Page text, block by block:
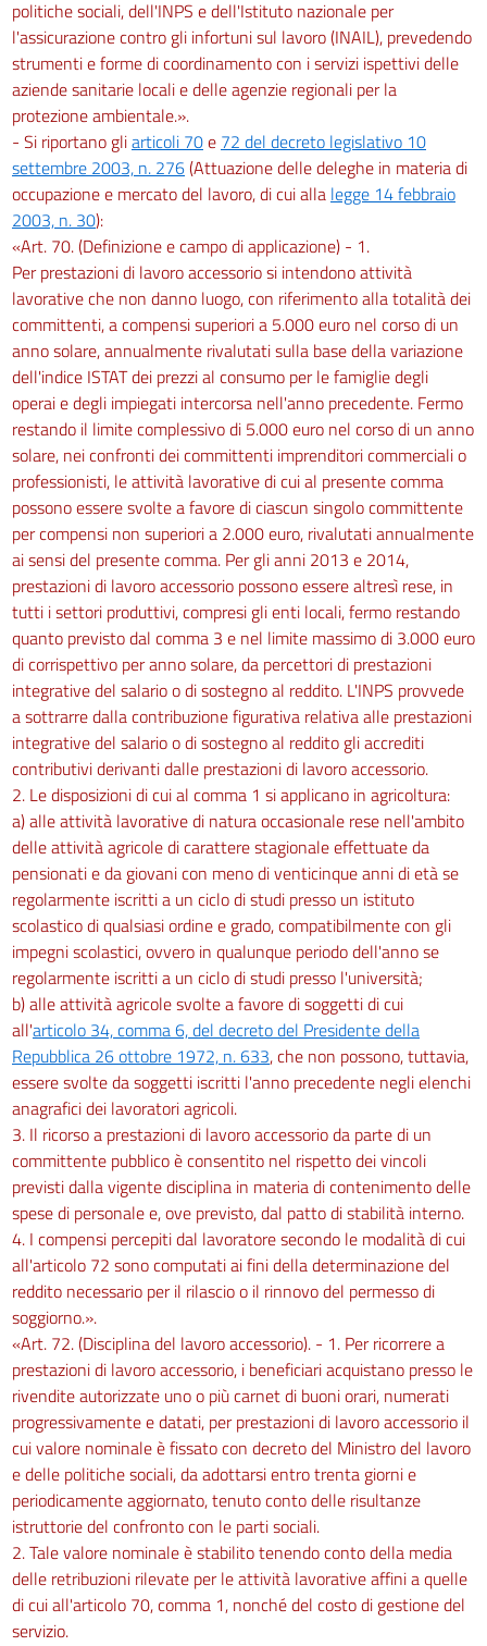
politiche sociali, dell'INPS e dell'Istituto nazionale per
l'assicurazione contro gli infortuni sul lavoro (INAIL), prevedendo
strumenti e forme di coordinamento con i servizi ispettivi delle
aziende sanitarie locali e delle agenzie regionali per la
protezione ambientale.».
- Si riportano gliarticoli 70e 72 del decreto legislativo 10
settembre 2003, n. 276(Attuazione delle deleghe in materia di
occupazione e mercato del lavoro, di cui alla legge 14 febbraio
2003, n. 30):
«Art. 70. (Definizione e campo di applicazione) - 1.
Per prestazioni di lavoro accessorio si intendono attività
lavorative che non danno luogo, con riferimento alla totalità dei
committenti, a compensi superiori a 5.000 euro nel corso di un
anno solare, annualmente rivalutati sulla base della variazione
dell'indice ISTAT dei prezzi al consumo per le famiglie degli
operai e degli impiegati intercorsa nell'anno precedente. Fermo
restando il limite complessivo di 5.000 euro nel corso di un anno
solare, nei confronti dei committenti imprenditori commerciali o
professionisti, le attività lavorative di cui al presente comma
possono essere svolte a favore di ciascun singolo committente
per compensi non superiori a 2.000 euro, rivalutati annualmente
ai sensi del presente comma. Per gli anni 2013 e 2014,
prestazioni di lavoro accessorio possono essere altresì rese, in
tutti i settori produttivi, compresi gli enti locali, fermo restando
quanto previsto dal comma 3 e nel limite massimo di 3.000 euro
di corrispettivo per anno solare, da percettori di prestazioni
integrative del salario o di sostegno al reddito. L'INPS provvede
a sottrarre dalla contribuzione figurativa relativa alle prestazioni
integrative del salario o di sostegno al reddito gli accrediti
contributivi derivanti dalle prestazioni di lavoro accessorio.
2. Le disposizioni di cui al comma 1 si applicano in agricoltura:
a) alle attività lavorative di natura occasionale rese nell'ambito
delle attività agricole di carattere stagionale effettuate da
pensionati e da giovani con meno di venticinque anni di età se
regolarmente iscritti a un ciclo di studi presso un istituto
scolastico di qualsiasi ordine e grado, compatibilmente con gli
impegni scolastici, ovvero in qualunque periodo dell'anno se
regolarmente iscritti a un ciclo di studi presso l'università;
b) alle attività agricole svolte a favore di soggetti di cui
all'articolo 34, comma 6, del decreto del Presidente della
Repubblica 26 ottobre 1972, n. 633, che non possono, tuttavia,
essere svolte da soggetti iscritti l'anno precedente negli elenchi
anagrafici dei lavoratori agricoli.
3. Il ricorso a prestazioni di lavoro accessorio da parte di un
committente pubblico è consentito nel rispetto dei vincoli
previsti dalla vigente disciplina in materia di contenimento delle
spese di personale e, ove previsto, dal patto di stabilità interno.
4. I compensi percepiti dal lavoratore secondo le modalità di cui
all'articolo 72 sono computati ai fini della determinazione del
reddito necessario per il rilascio o il rinnovo del permesso di
soggiorno.».
«Art. 72. (Disciplina del lavoro accessorio). - 1. Per ricorrere a
prestazioni di lavoro accessorio, i beneficiari acquistano presso le
rivendite autorizzate uno o più carnet di buoni orari, numerati
progressivamente e datati, per prestazioni di lavoro accessorio il
cui valore nominale è fissato con decreto del Ministro del lavoro
e delle politiche sociali, da adottarsi entro trenta giorni e
periodicamente aggiornato, tenuto conto delle risultanze
istruttorie del confronto con le parti sociali.
2. Tale valore nominale è stabilito tenendo conto della media
delle retribuzioni rilevate per le attività lavorative affini a quelle
di cui all'articolo 70, comma 1, nonché del costo di gestione del
servizio.